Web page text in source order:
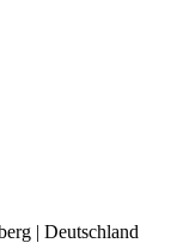
| Deutschland